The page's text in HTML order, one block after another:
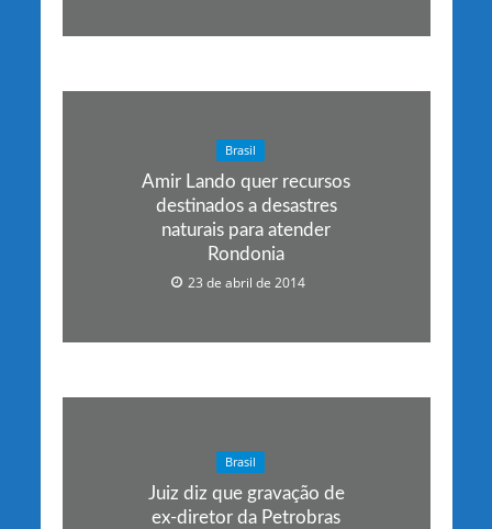
Brasil
Amir Lando quer recursos
destinados a desastres
naturais para atender
Rondonia
23 de abril de 2014
Brasil
Juiz diz que gravação de
ex-diretor da Petrobras